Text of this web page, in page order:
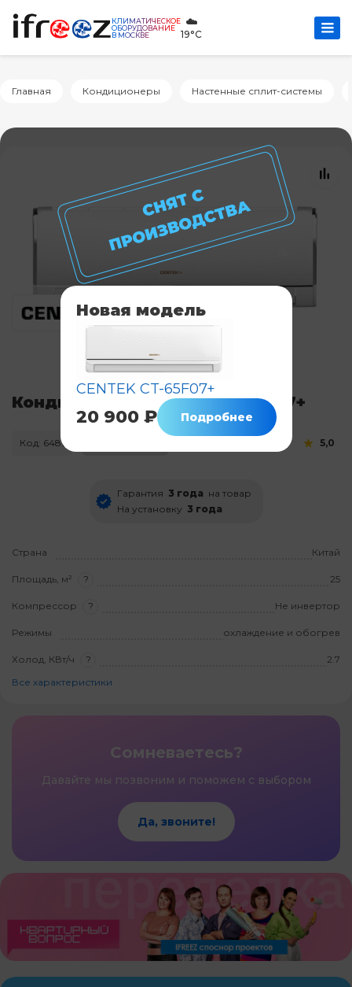
КЛИМАТИЧЕСКОЕ
ОБОРУДОВАНИЕ
В МОСКВЕ
☁️
19°C
Главная Кондиционеры Настенные сплит-системы
Кондиционер CENTEK CT-65L07+
Код: 6481 5,0
Гарантия 3 года на товар
На установку 3 года
Страна Китай
Площадь, м² ? 25
Компрессор ? Не инвертор
Режимы охлаждение и обогрев
Холод, КВт/ч ?
2.7
Все характеристики
Сомневаетесь?
Давайте мы позвоним и поможем с выбором
Да, звоните!
Новая модель
CENTEK CT-65F07+
20 900 ₽ Подробнее